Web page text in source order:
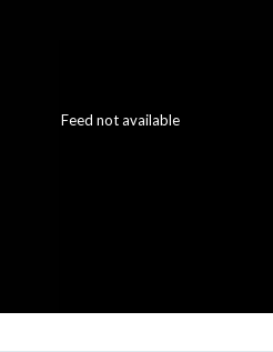
Feed not available